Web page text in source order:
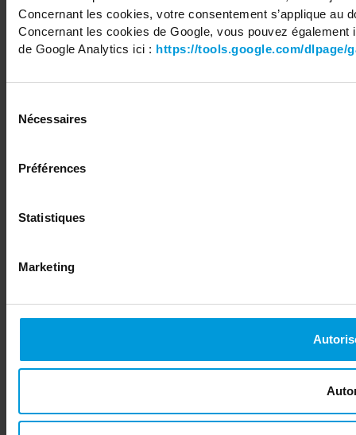
Concernant les cookies, votre consentement s’applique au
Concernant les cookies de Google, vous pouvez
de Google Analytics ici : https://tools.google.com/dlpage/
Nécessaires
Préférences
Statistiques
Marketing